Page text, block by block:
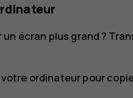
écran plus grand ?
ordinateur pour